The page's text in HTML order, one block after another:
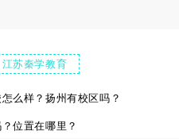
江苏秦学教育
么样？扬州有校区吗？
位置在哪里？